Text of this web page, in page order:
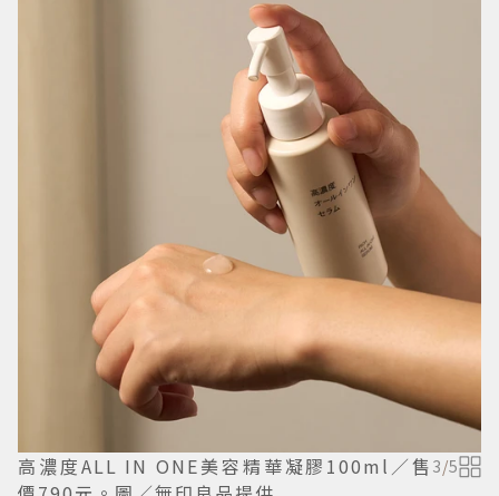
高濃度ALL IN ONE美容精華凝膠100ml／售 3/5